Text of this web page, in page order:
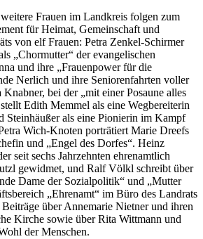
Frauen im Landkreis folgen zum
für Heimat, Gemeinschaft und
von elf Frauen: Petra Zenkel-Schirmer
„Chormutter“ der evangelischen
und ihre „Frauenpower für die
Nerlich und ihre Seniorenfahrten voller
bei der „mit einer Posaune alles
Edith Memmel als eine Wegbereiterin
Steinhäußer als eine Pionierin im Kampf
Wich-Knoten porträtiert Marie Dreefs
und „Engel des Dorfes“. Heinz
seit sechs Jahrzehnten ehrenamtlich
gewidmet, und Ralf Völkl schreibt über
Dame der Sozialpolitik“ und „Mutter
„Ehrenamt“ im Büro des Landrats
über Annemarie Nietner und ihren
Kirche sowie über Rita Wittmann und
der Menschen.